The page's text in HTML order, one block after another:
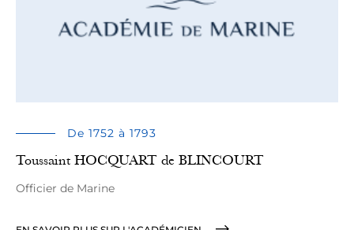
De 1752 à 1793
Toussaint HOCQUART de BLINCOURT
Officier de Marine